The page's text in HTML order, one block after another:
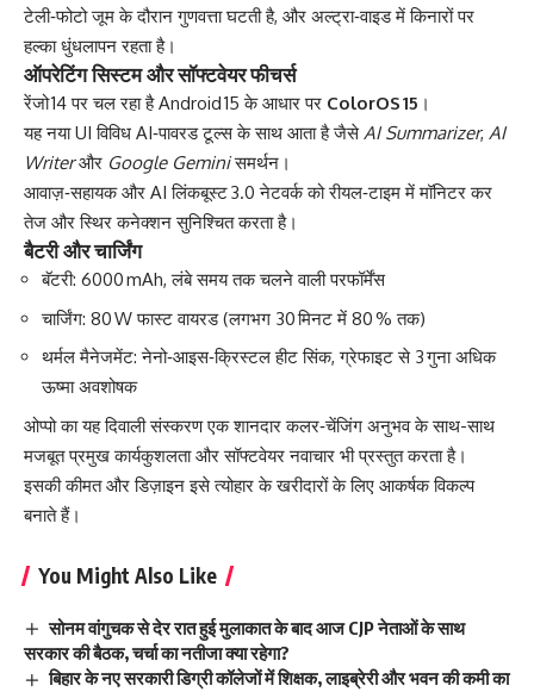
टेली‑फोटो जूम के दौरान गुणवत्ता घटती है, और अल्ट्रा‑वाइड में किनारों पर
हल्का धुंधलापन रहता है।
ऑपरेटिंग सिस्टम और सॉफ्टवेयर फीचर्स
रेंजो 14 पर चल रहा है Android 15 के आधार पर ColorOS 15 ।
यह नया UI विविध AI‑पावरड टूल्स के साथ आता है जैसेAI Summarizer, AI
Writerऔर Google Geminiसमर्थन।
आवाज़‑सहायक और AI लिंकबूस्ट 3.0 नेटवर्क को रीयल‑टाइम में मॉनिटर कर
तेज और स्थिर कनेक्शन सुनिश्चित करता है।
बैटरी और चार्जिंग
बॅटरी: 6000 mAh, लंबे समय तक चलने वाली परफॉर्मेंस
चार्जिंग: 80 W फास्ट वायरड (लगभग 30 मिनट में 80 % तक)
थर्मल मैनेजमेंट: नेनो‑आइस‑क्रिस्टल हीट सिंक, ग्रेफाइट से 3 गुना अधिक
ऊष्मा अवशोषक
ओप्पो का यह दिवाली संस्करण एक शानदार कलर‑चेंजिंग अनुभव के साथ-साथ
मजबूत प्रमुख कार्यकुशलता और सॉफ्टवेयर नवाचार भी प्रस्तुत करता है।
इसकी कीमत और डिज़ाइन इसे त्योहार के खरीदारों के लिए आकर्षक विकल्प
बनाते हैं।
You Might Also Like
सोनम वांगुचक से देर रात हुई मुलाकात के बाद आज CJP नेताओं के साथ
सरकार की बैठक, चर्चा का नतीजा क्या रहेगा?
बिहार के नए सरकारी डिग्री कॉलेजों में शिक्षक, लाइब्रेरी और भवन की कमी का